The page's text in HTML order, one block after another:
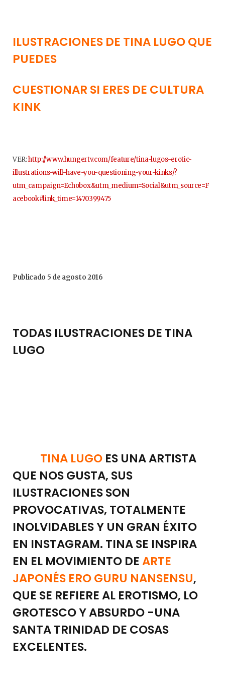
ILUSTRACIONES DE TINA LUGO QUE
PUEDES
CUESTIONAR SI ERES DE CULTURA
KINK
VER:http://www.hungertv.com/feature/tina-lugos-erotic-
illustrations-will-have-you-questioning-your-kinks/?
utm_campaign=Echobox&utm_medium=Social&utm_source=F
acebook#link_time=1470399475
Publicado 5 de agosto 2016
TODAS ILUSTRACIONES DE TINA
LUGO
TINA LUGO ES UNA ARTISTA
QUE NOS GUSTA, SUS
ILUSTRACIONES SON
PROVOCATIVAS, TOTALMENTE
INOLVIDABLES Y UN GRAN ÉXITO
EN INSTAGRAM. TINA SE INSPIRA
EN EL MOVIMIENTO DEARTE
JAPONÉS ERO GURU NANSENSU,
QUE SE REFIERE AL EROTISMO, LO
GROTESCO Y ABSURDO -UNA
SANTA TRINIDAD DE COSAS
EXCELENTES.